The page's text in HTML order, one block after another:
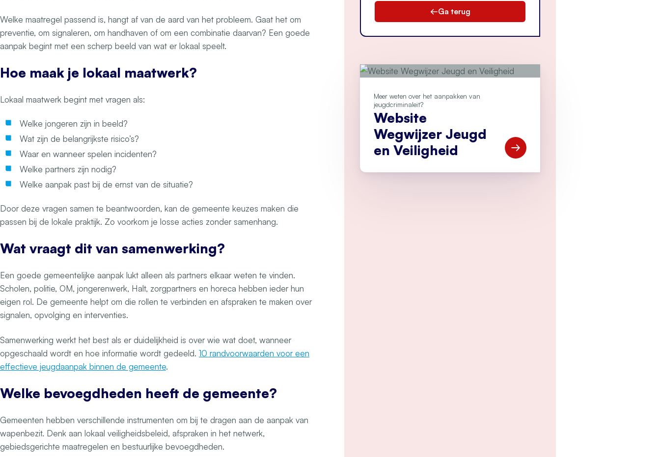
Welke maatregel passend is, hangt af van de aard van het probleem. Gaat het om
preventie, om signaleren, om handhaven of om een combinatie daarvan? Een goede
aanpak begint met een scherp beeld van wat er lokaal speelt.
Hoe maak je lokaal maatwerk?
Lokaal maatwerk begint met vragen als:
Welke jongeren zijn in beeld?
Wat zijn de belangrijkste risico’s?
Waar en wanneer spelen incidenten?
Welke partners zijn nodig?
Welke aanpak past bij de ernst van de situatie?
Door deze vragen samen te beantwoorden, kan de gemeente keuzes maken die
passen bij de lokale praktijk. Zo voorkom je losse acties zonder samenhang.
Wat vraagt dit van samenwerking?
Een goede gemeentelijke aanpak lukt alleen als partners elkaar weten te vinden.
Scholen, politie, OM, jongerenwerk, Halt, zorgpartners en horeca hebben ieder hun
eigen rol. De gemeente helpt om die rollen te verbinden en afspraken te maken over
signalen, opvolging en interventies.
Samenwerking werkt het best als er duidelijkheid is over wie wat doet, wanneer
opgeschaald wordt en hoe informatie wordt gedeeld. 10 randvoorwaarden voor een
effectieve jeugdaanpak binnen de gemeente.
Welke bevoegdheden heeft de gemeente?
Gemeenten hebben verschillende instrumenten om bij te dragen aan de aanpak van
wapenbezit. Denk aan lokaal veiligheidsbeleid, afspraken in het netwerk,
gebiedsgerichte maatregelen en bestuurlijke bevoegdheden.
Ga terug
Meer weten over het aanpakken van
jeugdcriminaleit?
Website
Wegwijzer Jeugd
en Veiligheid
Open Website Wegwijzer Jeugd en